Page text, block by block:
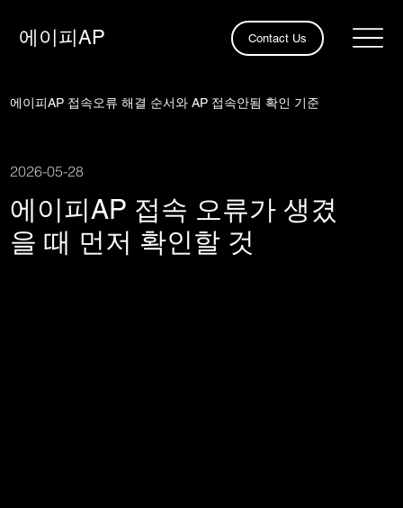
​에이피AP Contact Us
에이피AP 접속오류 해결 순서와 AP 접속안됨 확인 기준
2026-05-28
에이피AP 접속 오류가 생겼
을 때 먼저 확인할 것